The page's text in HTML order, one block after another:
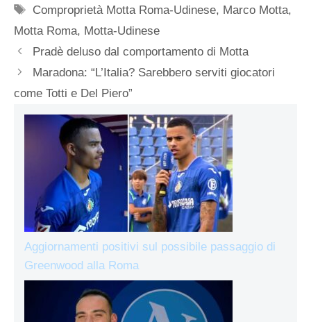
Tag
Comproprietà Motta Roma-Udinese, Marco Motta,
Motta Roma, Motta-Udinese
Pradè deluso dal comportamento di Motta
Maradona: “L’Italia? Sarebbero serviti giocatori
come Totti e Del Piero”
Aggiornamenti positivi sul possibile passaggio di
Greenwood alla Roma